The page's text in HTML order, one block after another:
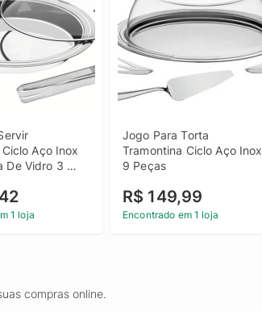
Aço Inox
De Vidro 3
1 loja
Jogo Para Torta
Tramontina Ciclo Aço Inox
9 Peças
R$ 149,99
Encontrado em 1 loja
compras online.